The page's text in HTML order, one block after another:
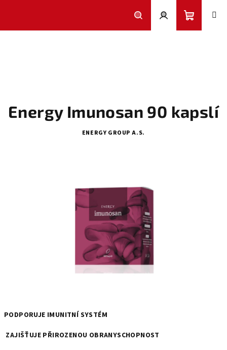
Hledat PřihlášeníNákupní
PODPORUJE IMUNITNÍ SYSTÉM
ZAJIŠŤUJE PŘIROZENOU OBRANYSCHOPNOST
Energy Imunosan 90 kapslí
ENERGY GROUP A.S.